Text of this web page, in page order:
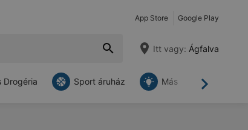
App Store Google Play
Itt vagy: Ágfalva
Tovább
Drogéria Sport áruház Más